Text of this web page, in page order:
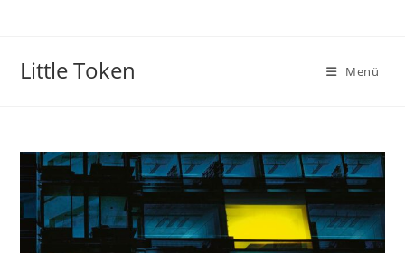
Little Token Menü